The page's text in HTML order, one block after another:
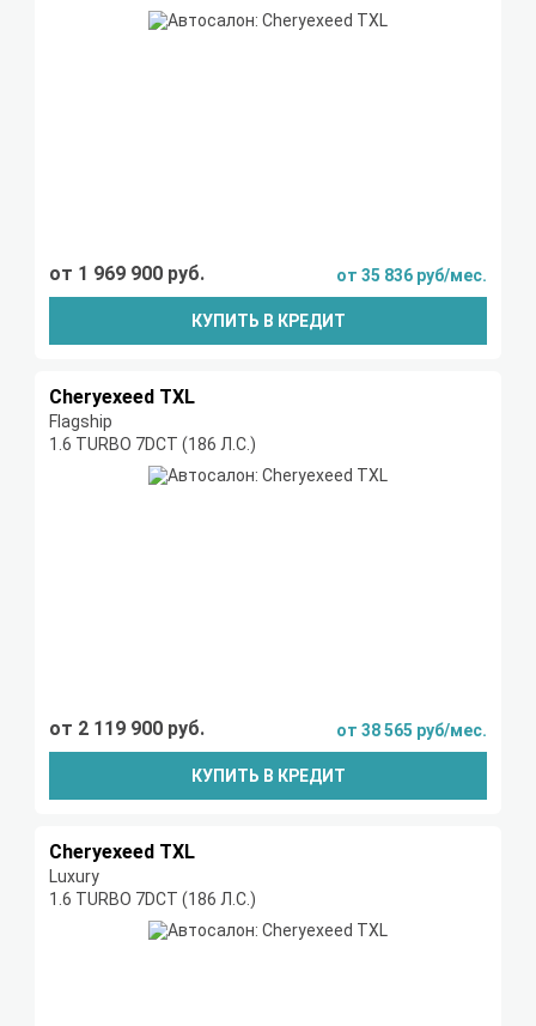
от 1 969 900 руб. от 35 836 руб/мес.
КУПИТЬ В КРЕДИТ
Cheryexeed TXL
Flagship
1.6 TURBO 7DCT (186 Л.С.)
от 2 119 900 руб. от 38 565 руб/мес.
КУПИТЬ В КРЕДИТ
Cheryexeed TXL
Luxury
1.6 TURBO 7DCT (186 Л.С.)